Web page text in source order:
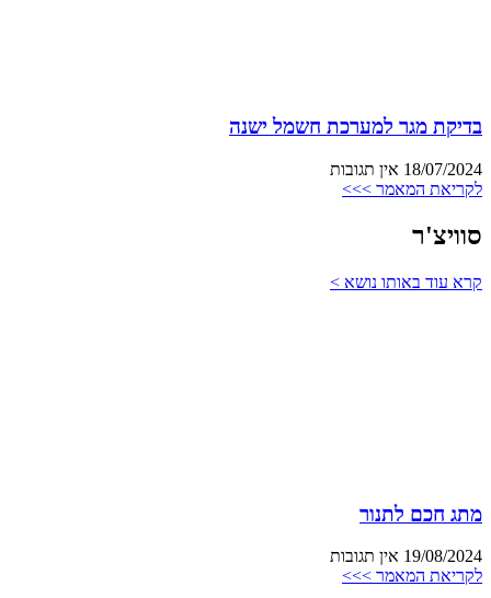
בדיקת מגר למערכת חשמל ישנה
18/07/2024 אין תגובות
לקריאת המאמר >>>
סוויצ'ר
קרא עוד באותו נושא >
מתג חכם לתנור
19/08/2024 אין תגובות
לקריאת המאמר >>>